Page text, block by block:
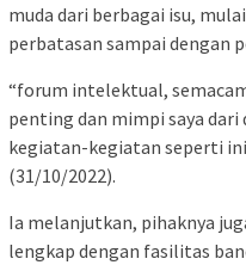
muda dari berbagai isu,
perbatasan sampai dengan
“forum intelektual,
penting dan mimpi saya dari
kegiatan-kegiatan seperti
(31/10/2022).
Ia melanjutkan, pihaknya
lengkap dengan fasilitas